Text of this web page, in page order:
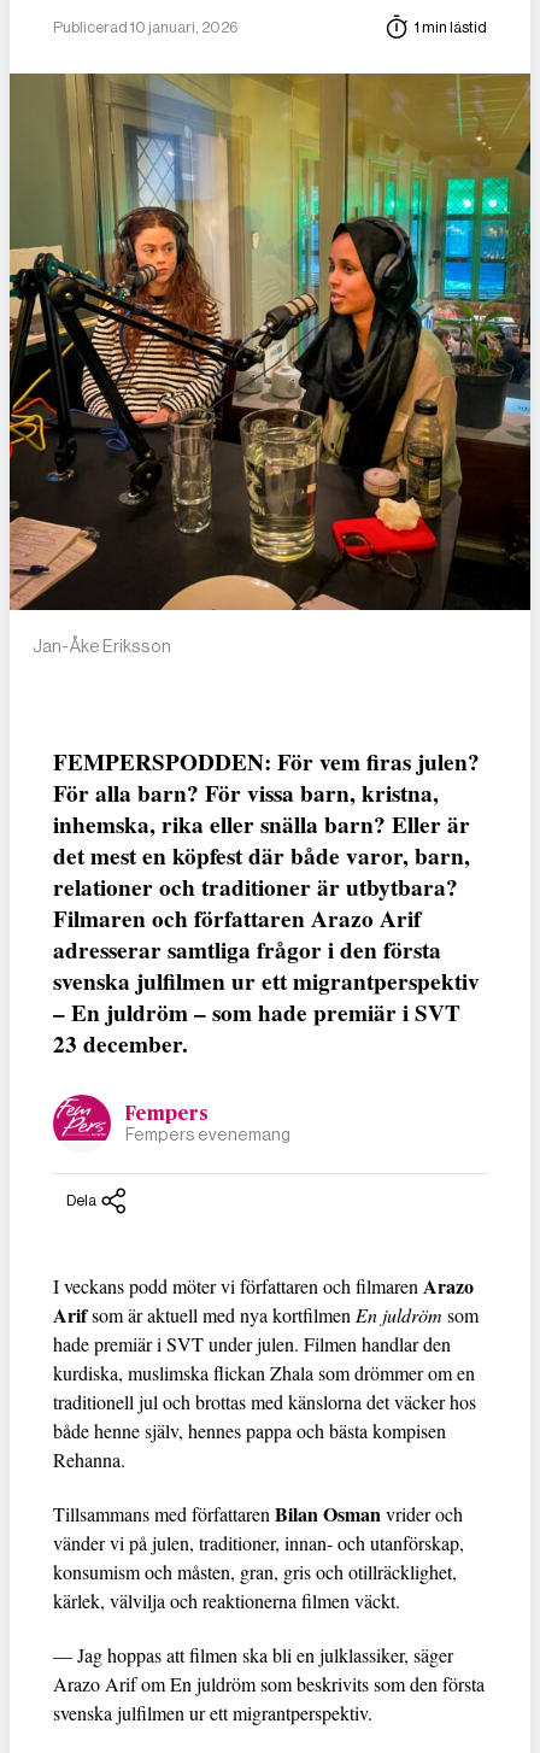
Publicerad 10 januari, 2026 1 min lästid
Jan-Åke Eriksson
FEMPERSPODDEN: För vem firas julen?
För alla barn? För vissa barn, kristna,
inhemska, rika eller snälla barn? Eller är
det mest en köpfest där både varor, barn,
relationer och traditioner är utbytbara?
Filmaren och författaren Arazo Arif
adresserar samtliga frågor i den första
svenska julfilmen ur ett migrantperspektiv
– En juldröm – som hade premiär i SVT
23 december.
Fempers
Fempers evenemang
Dela
I veckans podd möter vi författaren och filmarenArazo
Arifsom är aktuell med nya kortfilmenEn juldröm som
hade premiär i SVT under julen. Filmen handlar den
kurdiska, muslimska flickan Zhala som drömmer om en
traditionell jul och brottas med känslorna det väcker hos
både henne själv, hennes pappa och bästa kompisen
Rehanna.
Tillsammans med författarenBilan Osmanvrider och
vänder vi på julen, traditioner, innan- och utanförskap,
konsumism och måsten, gran, gris och otillräcklighet,
kärlek, välvilja och reaktionerna filmen väckt.
— Jag hoppas att filmen ska bli en julklassiker, säger
Arazo Arif om En juldröm som beskrivits som den första
svenska julfilmen ur ett migrantperspektiv.